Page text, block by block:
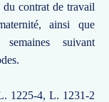
du contrat de travail
ainsi que
suivant
1225-4, L. 1231-2